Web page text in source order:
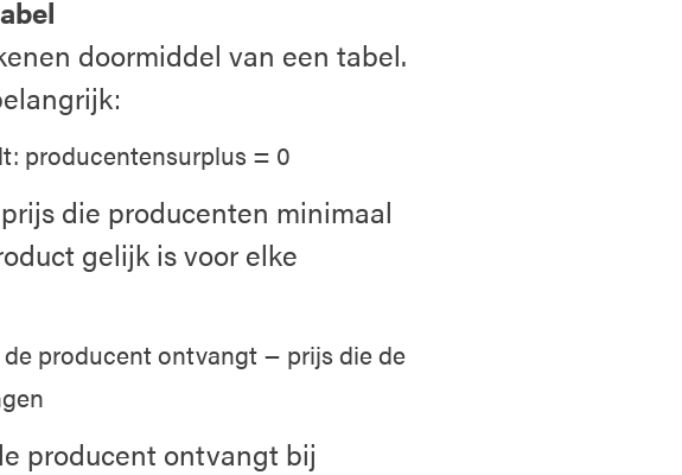
doormiddel van een tabel.
producentensurplus = 0
die producenten minimaal
gelijk is voor elke
producent ontvangt − prijs die de
producent ontvangt bij